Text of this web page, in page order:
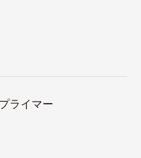
ライマー